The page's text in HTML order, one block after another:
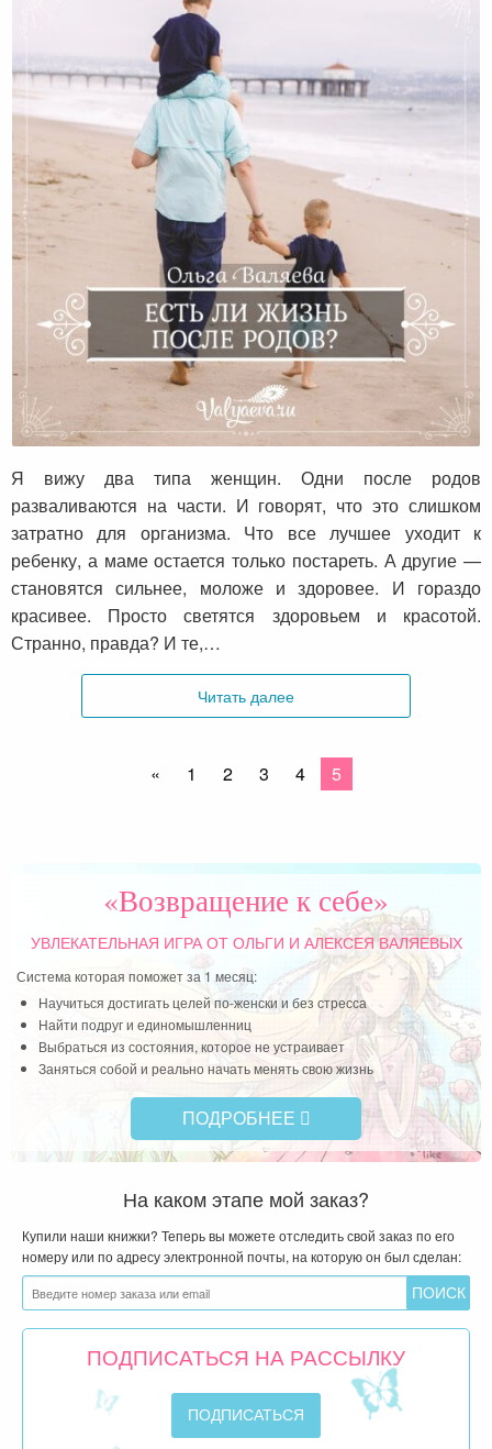
Есть ли жизнь после родов?
Я вижу два типа женщин. Одни после родов
разваливаются на части. И говорят, что это слишком
затратно для организма. Что все лучшее уходит к
ребенку, а маме остается только постареть. А другие —
становятся сильнее, моложе и здоровее. И гораздо
красивее. Просто светятся здоровьем и красотой.
Странно, правда? И те,…
Читать далее
« 1 2 3 4 5
«Возвращение к себе»
УВЛЕКАТЕЛЬНАЯ ИГРАОТ ОЛЬГИ И АЛЕКСЕЯ ВАЛЯЕВЫХ
Система которая поможет за 1 месяц:
Научиться достигать целей по-женски и без стресса
Найти подруг и единомышленниц
Выбраться из состояния, которое не устраивает
Заняться собой и реально начать менять свою жизнь
ПОДРОБНЕЕ
На каком этапе мой заказ?
Купили наши книжки? Теперь вы можете отследить свой заказ по его
номеру или по адресу электронной почты, на которую он был сделан:
ПОДПИСАТЬСЯ НА РАССЫЛКУ